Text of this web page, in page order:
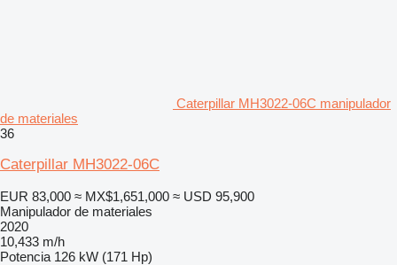
Caterpillar MH3022-06C manipulador
de materiales
36
Caterpillar MH3022-06C
EUR 83,000 ≈ MX$1,651,000 ≈ USD 95,900
Manipulador de materiales
2020
10,433 m/h
Potencia 126 kW (171 Hp)